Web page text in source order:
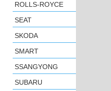
ROLLS-ROYCE
SEAT
SKODA
SMART
SSANGYONG
SUBARU